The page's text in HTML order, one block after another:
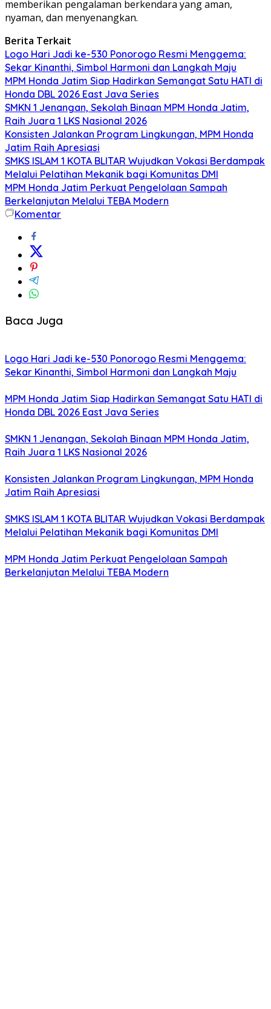
memberikan pengalaman berkendara yang aman,
nyaman, dan menyenangkan.
Berita Terkait
Logo Hari Jadi ke-530 Ponorogo Resmi Menggema:
Sekar Kinanthi, Simbol Harmoni dan Langkah Maju
MPM Honda Jatim Siap Hadirkan Semangat Satu HATI di
Honda DBL 2026 East Java Series
SMKN 1 Jenangan, Sekolah Binaan MPM Honda Jatim,
Raih Juara 1 LKS Nasional 2026
Konsisten Jalankan Program Lingkungan, MPM Honda
Jatim Raih Apresiasi
SMKS ISLAM 1 KOTA BLITAR Wujudkan Vokasi Berdampak
Melalui Pelatihan Mekanik bagi Komunitas DMI
MPM Honda Jatim Perkuat Pengelolaan Sampah
Berkelanjutan Melalui TEBA Modern
Komentar
Baca Juga
Logo Hari Jadi ke-530 Ponorogo Resmi Menggema:
Sekar Kinanthi, Simbol Harmoni dan Langkah Maju
MPM Honda Jatim Siap Hadirkan Semangat Satu HATI di
Honda DBL 2026 East Java Series
SMKN 1 Jenangan, Sekolah Binaan MPM Honda Jatim,
Raih Juara 1 LKS Nasional 2026
Konsisten Jalankan Program Lingkungan, MPM Honda
Jatim Raih Apresiasi
SMKS ISLAM 1 KOTA BLITAR Wujudkan Vokasi Berdampak
Melalui Pelatihan Mekanik bagi Komunitas DMI
MPM Honda Jatim Perkuat Pengelolaan Sampah
Berkelanjutan Melalui TEBA Modern